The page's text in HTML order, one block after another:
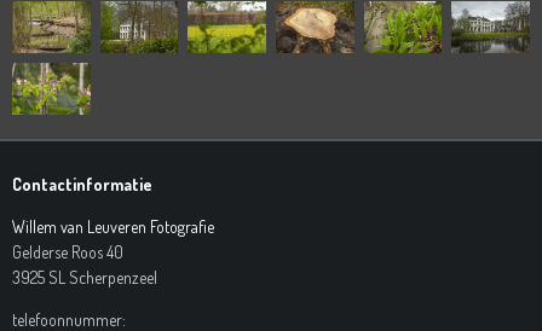
Contactinformatie
Willem van Leuveren Fotografie
Gelderse Roos 40
3925 SL Scherpenzeel
telefoonnummer: